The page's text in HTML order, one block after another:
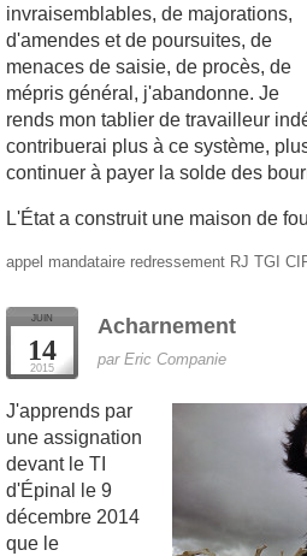
invraisemblables, de majorations,
d'amendes et de poursuites, de
menaces de saisie, de procès, de
mépris général, j'abandonne. Je
rends mon tablier de travailleur
contribuerai plus à ce système,
continuer à payer la solde des
L'État a construit une maison de
appel mandataire redressement RJ TGI
14
JUIN
2015
Acharnement
par Eric Companie
J'apprends par
une assignation
devant le TI
d'Épinal le 9
décembre 2014
que le